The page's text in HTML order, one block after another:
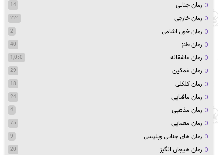
رمان جنایی 14
رمان خارجی 224
رمان خون اشامی 2
رمان طنز 40
رمان عاشقانه 1,050
رمان غمگین 29
رمان کلکلی 18
رمان مافیایی 24
رمان مذهبی 4
رمان معمایی 75
رمان های جنایی وپلیسی 9
رمان هیجان انگیز 20